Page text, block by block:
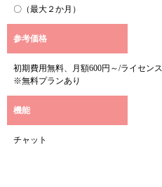
〇（最大２か月）
参考価格
初期費用無料、月額600円～/ライセンス
※無料プランあり
機能
チャット